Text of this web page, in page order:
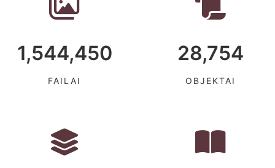
1,544,450
FAILAI
28,754
OBJEKTAI